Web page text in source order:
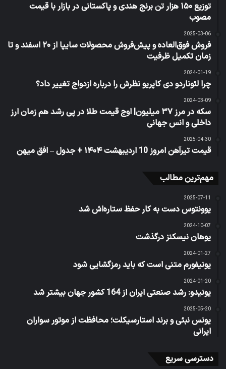
توزیع ۱۵۰ هزار تن برنج‌ هندی و پاکستانی در بازار با قیمت
مصوب
2025-03-06
فروش فوق‌العاده و پیش‌فروش محصولات سایپا از ۲۰ اسفند و تا
زمان تکمیل ظرفیت
2024-01-19
چرا لئوناردو دی کاپریو نظرش را درباره ازدواج تغییر داد؟
2024-03-09
سکه در مرز ۳۷ میلیون| اوج قیمت طلا در پی رشد هم زمان ارز
داخلی و انس جهانی
2025-04-30
قیمت تیرآهن امروز 10 اردیبهشت ۱۴۰۴ + جدول – افق میهن
مهم‌ترین مطالب
2025-07-11
یوونتوس دست به کار حفظ ستاره‌اش شد
2024-10-07
یوهان نیسکنز درگذشت
2024-01-27
یونیفورم متنی است که باید رمزگشایی شود
2024-01-20
یونیدو: رشد صنعتی ایران از 164 کشور جهان بیشتر شد
2025-05-20
یونس نبئی و برند استارسیکلت؛ محافظت از موتور سواران
ایرانی
دسترسی سریع